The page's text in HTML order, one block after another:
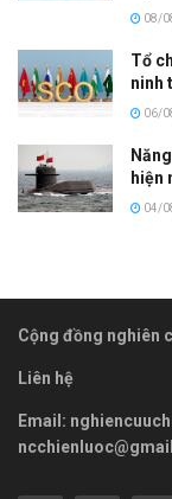
08/
Tổ
ninh
06/
hiện
04/
Cộng đồng nghiên
Liên hệ
Email: